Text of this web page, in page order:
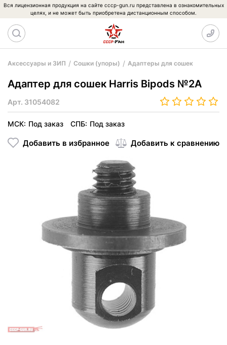
Вся лицензионная продукция на сайте cccp-gun.ru представлена в ознакомительных
целях, и не может быть приобретена дистанционным способом.
Аксессуары и ЗИП Сошки (упоры) Адаптеры для сошек
Адаптер для сошек Harris Bipods №2A
Арт. 31054082
МСК: Под заказ СПБ: Под заказ
Добавить в избранное Добавить к сравнению